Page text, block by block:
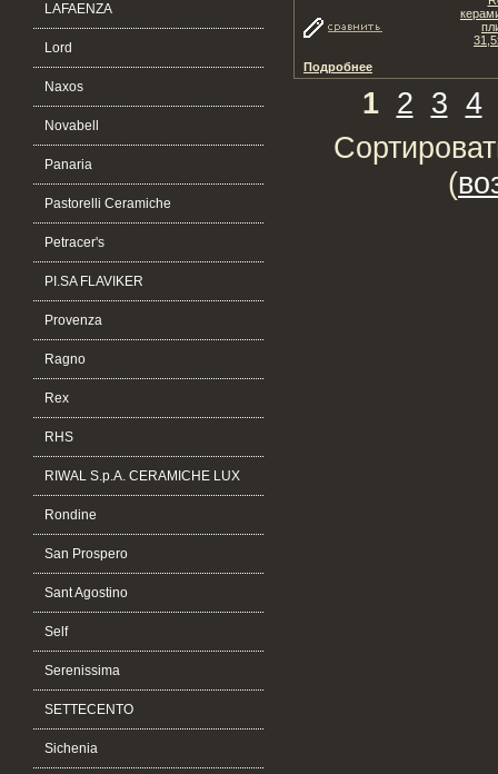
LAFAENZA
Lord
Naxos
Novabell
Panaria
Pastorelli Ceramiche
Petracer's
PI.SA FLAVIKER
Provenza
Ragno
Rex
RHS
RIWAL S.p.A. CERAMICHE LUX
Rondine
San Prospero
Sant Agostino
Self
Serenissima
SETTECENTO
Sichenia
Подробнее
1 2 3 4
(